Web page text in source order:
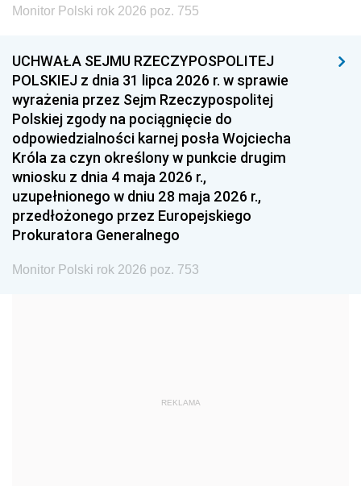
1996 1995 1994
1993 1992 1991
1990 1989
1987 1986 1985
1984 1983
1981 1980 1979
1978 1977
1975 1974
1959
Monitor Polski rok 2026 poz. 755
UCHWAŁA SEJMU RZECZYPOSPOLITEJ
POLSKIEJ z dnia 31 lipca 2026 r. w sprawie
wyrażenia przez Sejm Rzeczypospolitej
Polskiej zgody na pociągnięcie do
odpowiedzialności karnej posła Wojciecha
Króla za czyn określony w punkcie drugim
wniosku z dnia 4 maja 2026 r.,
uzupełnionego w dniu 28 maja 2026 r.,
przedłożonego przez Europejskiego
Prokuratora Generalnego
Monitor Polski rok 2026 poz. 753
REKLAMA